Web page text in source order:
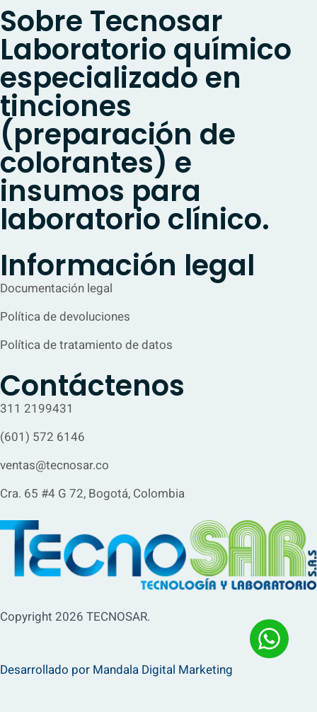
Sobre Tecnosar
Laboratorio químico
especializado en
tinciones
(preparación de
colorantes) e
insumos para
laboratorio clínico.
Información legal
Documentación legal
Política de devoluciones
Política de tratamiento de datos
Contáctenos
311 2199431
(601) 572 6146
ventas@tecnosar.co
Cra. 65 #4 G 72, Bogotá, Colombia
Copyright 2026 TECNOSAR.
Desarrollado por Mandala Digital Marketing